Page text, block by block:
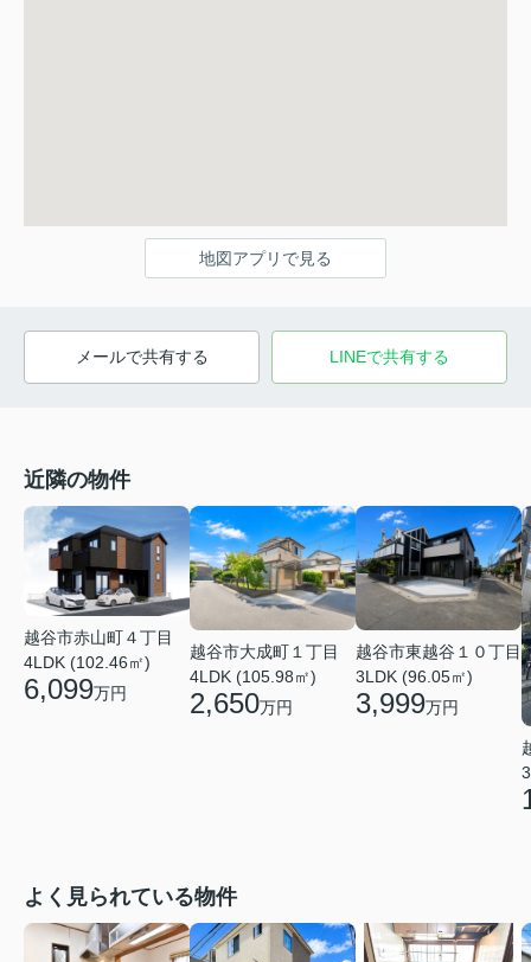
地図アプリで見る
メールで共有する LINEで共有する
近隣の物件
越谷市赤山町４丁目
4LDK (102.46㎡)
6,099万円
越谷市大成町１丁目
4LDK (105.98㎡)
2,650万円
越谷市東越谷１０丁目
3LDK (96.05㎡)
3,999万円
よく見られている物件